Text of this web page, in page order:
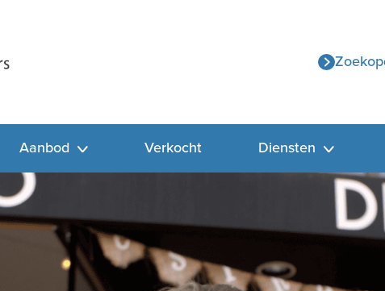
Aanbod Verkocht Diensten